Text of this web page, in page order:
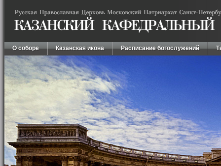
О соборе Казанская икона Расписание богослужений